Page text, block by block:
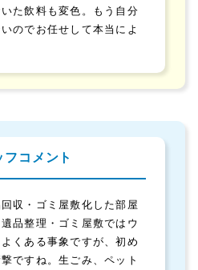
た飲料も変色。もう自分
のでお任せして本当によ
フコメント
収・ゴミ屋敷化した部屋
品整理・ゴミ屋敷ではウ
くある事象ですが、初め
ですね。生ごみ、ペット